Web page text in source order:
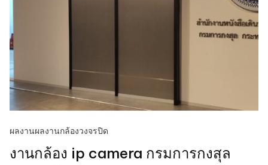
ผลงานผลงานกล้องวงจรปิด
งานกล้อง ip camera กรมการกงสุล